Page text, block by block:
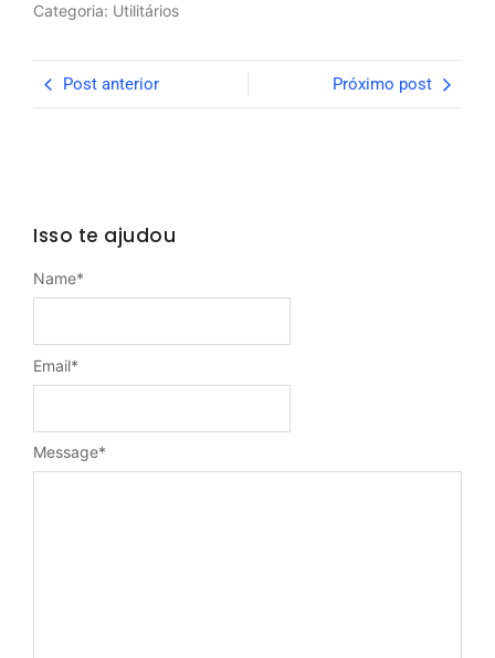
Categoria: Utilitários
Post anterior Próximo post
Isso te ajudou
Message*
Name*
Email*